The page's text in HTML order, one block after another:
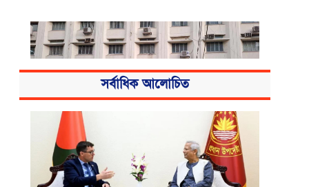
বিএসএমএমইউয়ের নতুন নাম বাংলাদেশ
মেডিকেল বিশ্ববিদ্যালয়
সর্বাধিক আলোচিত